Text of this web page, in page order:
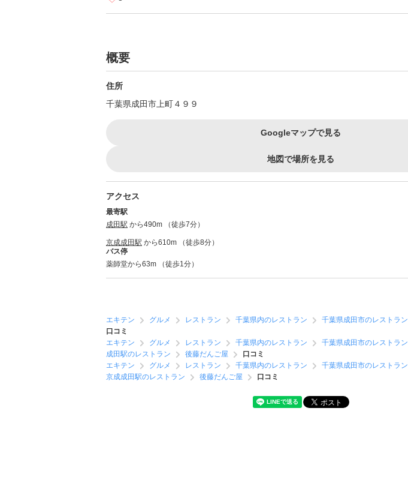
概要
住所
千葉県成田市上町４９９
Googleマップで見る
地図で場所を見る
アクセス
最寄駅
成田駅 から490m （徒歩7分）
京成成田駅 から610m （徒歩8分）
バス停
薬師堂から63m （徒歩1分）
エキテン グルメ レストラン 千葉県内のレストラン 千葉県成田市のレストラン
口コミ
エキテン
グルメ レストラン 千葉県内のレストラン
千葉県成田市のレストラン
成田駅のレストラン
後藤だんご屋
口コミ
エキテン
グルメ レストラン 千葉県内のレストラン
千葉県成田市のレストラン
京成成田駅のレストラン
後藤だんご屋 口コミ